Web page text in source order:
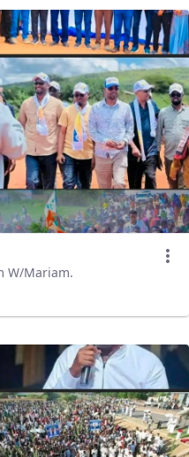
W/Mariam.